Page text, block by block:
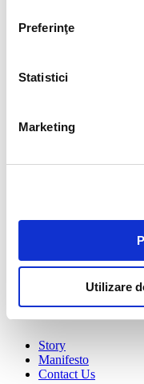
Preferinţe
Statistici
Marketing
Utilizare
Message
Send message
Subscribe to our newsletter
Story
Manifesto
Contact Us